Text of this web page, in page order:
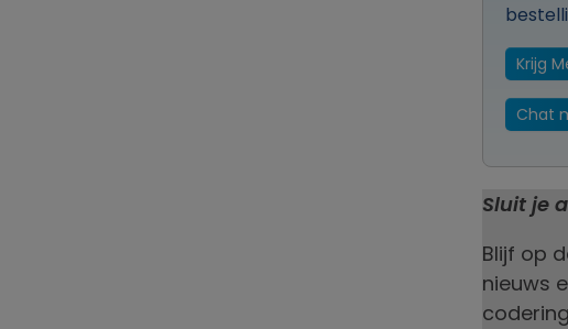
Krijg
Chat
Sluit je
Blijf op
nieuws